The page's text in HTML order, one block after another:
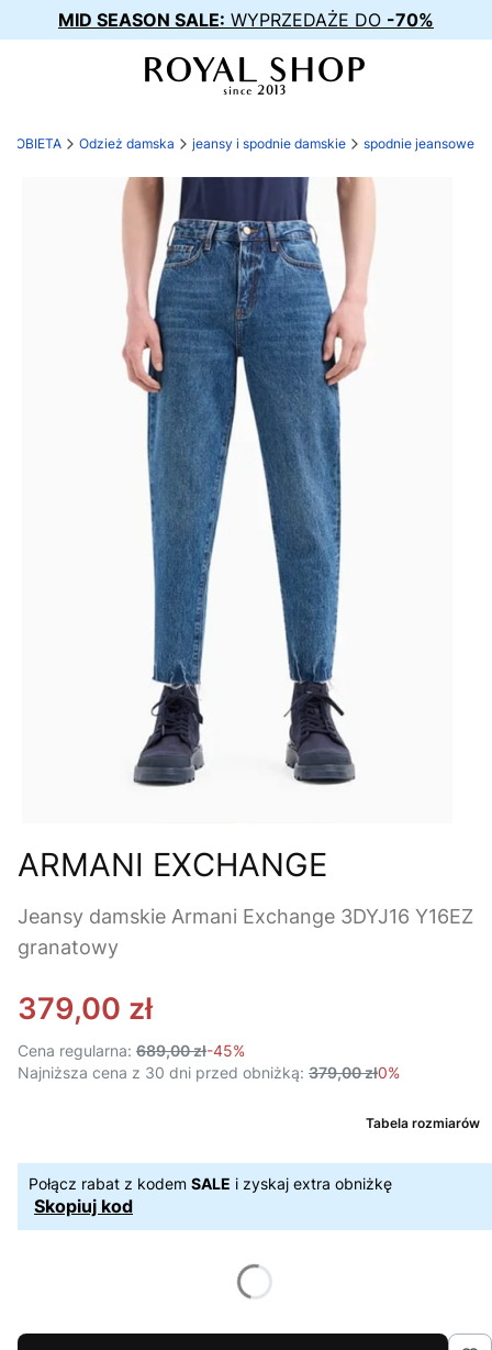
MID SEASON SALE: WYPRZEDAŻE DO -70%
KOBIETA Odzież damska jeansy i spodnie damskie spodnie jeansowe
ARMANI EXCHANGE
Jeansy damskie Armani Exchange 3DYJ16 Y16EZ
granatowy
379,00 zł
Cena regularna: 689,00 zł-45%
Najniższa cena z 30 dni przed obniżką: 379,00 zł0%
Tabela rozmiarów
Połącz rabat z kodem SALE i zyskaj extra obniżkę
Skopiuj kod